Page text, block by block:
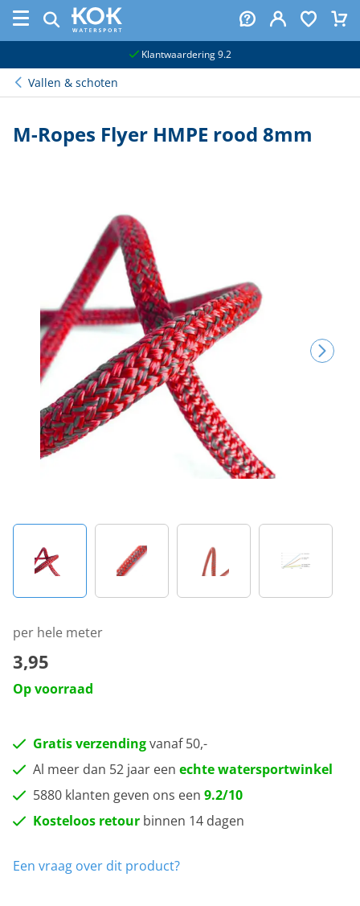
Klantwaardering 9.2
Vallen & schoten
M-Ropes Flyer HMPE rood 8mm
per hele meter
3,95
Op voorraad
Gratis verzendingvanaf 50,-
Al meer dan 52 jaar een echte watersportwinkel
5880 klanten geven ons een 9.2/10
Kosteloos retour binnen 14 dagen
Een vraag over dit product?